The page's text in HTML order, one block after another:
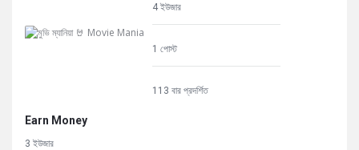
4 ইউজার
1 পোস্ট
113 বার প্রদর্শিত
Earn Money
3 ইউজার